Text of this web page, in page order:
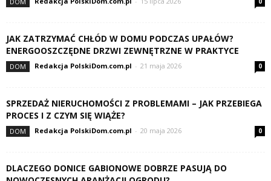
JAK ZATRZYMAĆ CHŁÓD W DOMU PODCZAS UPAŁÓW?
ENERGOOSZCZĘDNE DRZWI ZEWNĘTRZNE W PRAKTYCE
DOM Redakcja PolskiDom.com.pl - 21 maja 2026 0
SPRZEDAŻ NIERUCHOMOŚCI Z PROBLEMAMI – JAK PRZEBIEGA
PROCES I Z CZYM SIĘ WIĄŻE?
DOM Redakcja PolskiDom.com.pl - 20 maja 2026 0
DLACZEGO DONICE GABIONOWE DOBRZE PASUJĄ DO